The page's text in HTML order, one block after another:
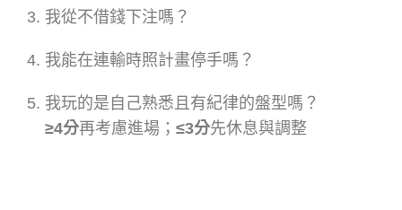
我從不借錢下注嗎？
我能在連輸時照計畫停手嗎？
我玩的是自己熟悉且有紀律的盤型嗎？
≥4分再考慮進場； ≤3分先休息與調整